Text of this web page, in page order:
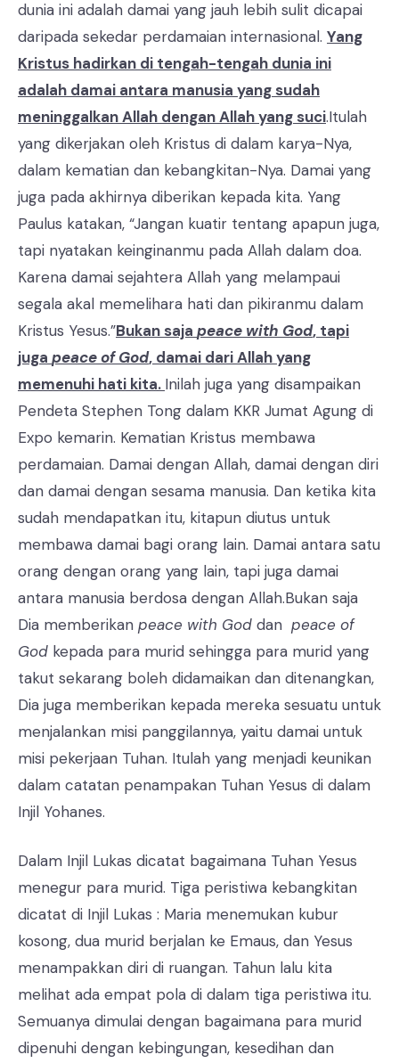
dunia ini adalah damai yang jauh lebih sulit dicapai
daripada sekedar perdamaian internasional. Yang
Kristus hadirkan di tengah-tengah dunia ini
adalah damai antara manusia yang sudah
meninggalkan Allah dengan Allah yang suci.Itulah
yang dikerjakan oleh Kristus di dalam karya-Nya,
dalam kematian dan kebangkitan-Nya. Damai yang
juga pada akhirnya diberikan kepada kita. Yang
Paulus katakan, “Jangan kuatir tentang apapun juga,
tapi nyatakan keinginanmu pada Allah dalam doa.
Karena damai sejahtera Allah yang melampaui
segala akal memelihara hati dan pikiranmu dalam
Kristus Yesus.”Bukan saja peace with God, tapi
juga peace of God, damai dari Allah yang
memenuhi hati kita. Inilah juga yang disampaikan
Pendeta Stephen Tong dalam KKR Jumat Agung di
Expo kemarin. Kematian Kristus membawa
perdamaian. Damai dengan Allah, damai dengan diri
dan damai dengan sesama manusia. Dan ketika kita
sudah mendapatkan itu, kitapun diutus untuk
membawa damai bagi orang lain. Damai antara satu
orang dengan orang yang lain, tapi juga damai
antara manusia berdosa dengan Allah.Bukan saja
Dia memberikan peace with God dan peace of
God kepada para murid sehingga para murid yang
takut sekarang boleh didamaikan dan ditenangkan,
Dia juga memberikan kepada mereka sesuatu untuk
menjalankan misi panggilannya, yaitu damai untuk
misi pekerjaan Tuhan. Itulah yang menjadi keunikan
dalam catatan penampakan Tuhan Yesus di dalam
Injil Yohanes.
Dalam Injil Lukas dicatat bagaimana Tuhan Yesus
menegur para murid. Tiga peristiwa kebangkitan
dicatat di Injil Lukas : Maria menemukan kubur
kosong, dua murid berjalan ke Emaus, dan Yesus
menampakkan diri di ruangan. Tahun lalu kita
melihat ada empat pola di dalam tiga peristiwa itu.
Semuanya dimulai dengan bagaimana para murid
dipenuhi dengan kebingungan, kesedihan dan